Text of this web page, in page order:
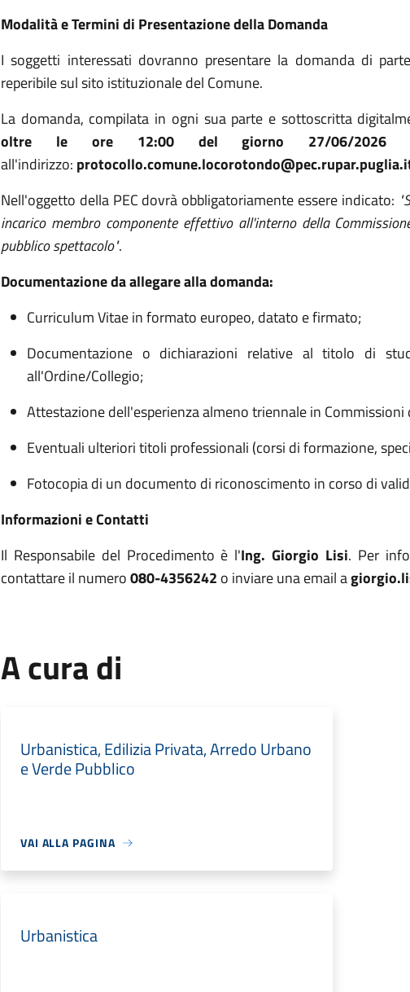
Modalità e Termini di Presentazione della Domanda
I soggetti interessati dovranno presentare la domanda di
reperibile sul sito istituzionale del Comune.
La domanda, compilata in ogni sua parte e sottoscritta
oltre le ore 12:00 del giorno 27/06/2026
all'indirizzo:
Nell'oggetto della PEC dovrà obbligatoriamente essere indicato:
incarico membro componente effettivo all'interno della
pubblico spettacolo".
Documentazione da allegare alla domanda:
Curriculum Vitae in formato europeo, datato e firmato;
Documentazione o dichiarazioni relative al titolo di
all'Ordine/Collegio;
Attestazione dell'esperienza almeno triennale in Commissioni
Eventuali ulteriori titoli professionali (corsi di formazione,
Fotocopia di un documento di riconoscimento in corso di
Informazioni e Contatti
Il Responsabile del Procedimento è l'Ing. Giorgio Lisi. Per
contattare il numero080-4356242 o inviare una email a
A cura di
Urbanistica, Edilizia Privata, Arredo Urbano
e Verde Pubblico
VAI ALLA PAGINA
Urbanistica